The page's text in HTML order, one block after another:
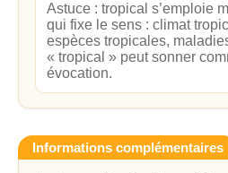
Astuce : tropical s’emploie
qui fixe le sens : climat
espèces tropicales,
« tropical » peut sonner
évocation.
Informations complémentaires